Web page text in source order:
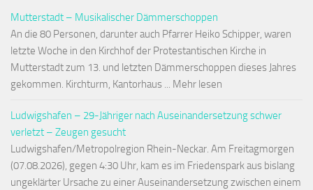
Mutterstadt – Musikalischer Dämmerschoppen
An die 80 Personen, darunter auch Pfarrer Heiko Schipper, waren
letzte Woche in den Kirchhof der Protestantischen Kirche in
Mutterstadt zum 13. und letzten Dämmerschoppen dieses Jahres
gekommen. Kirchturm, Kantorhaus ... Mehr lesen
Ludwigshafen – 29-Jähriger nach Auseinandersetzung schwer
verletzt – Zeugen gesucht
Ludwigshafen/Metropolregion Rhein-Neckar. Am Freitagmorgen
(07.08.2026), gegen 4:30 Uhr, kam es im Friedenspark aus bislang
ungeklärter Ursache zu einer Auseinandersetzung zwischen einem